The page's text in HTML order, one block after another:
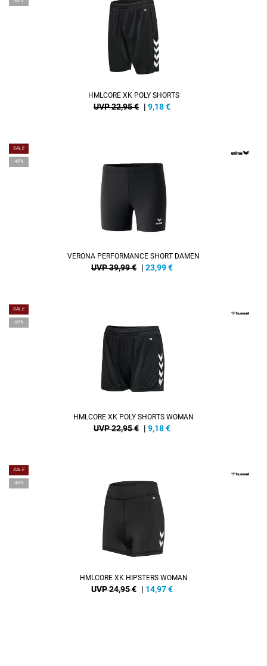
HMLCORE XK POLY SHORTS
UVP 22,95 € | 9,18€
SALE
-40%
VERONA PERFORMANCE SHORT DAMEN
UVP 39,99 € | 23,99€
SALE
-60%
HMLCORE XK POLY SHORTS WOMAN
UVP 22,95 € | 9,18€
SALE
-40%
HMLCORE XK HIPSTERS WOMAN
UVP 24,95 € | 14,97€